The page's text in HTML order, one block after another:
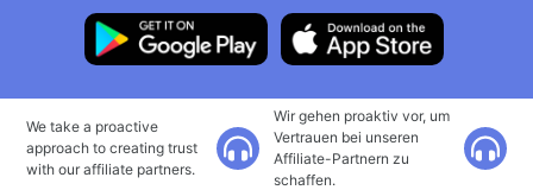
We take a proactive
approach to creating trust
with our affiliate partners.
Wir gehen proaktiv vor, um
Vertrauen bei unseren
Affiliate-Partnern zu
schaffen.